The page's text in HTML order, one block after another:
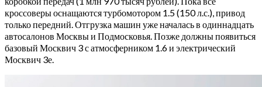
кроссоверы оснащаются турбомотором 1.5 (150 л.с.), привод
только передний. Отгрузка машин уже началась в одиннадцать
автосалонов Москвы и Подмосковья. Позже должны появиться
базовый Москвич 3 с атмосферником 1.6 и электрический
Москвич 3е.